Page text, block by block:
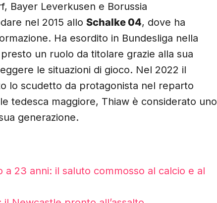
Bayer Leverkusen e Borussia
nel 2015 allo Schalke 04, dove ha
Ha esordito in Bundesliga nella
un ruolo da titolare grazie alla sua
le situazioni di gioco. Nel 2022 il
lo scudetto da protagonista nel reparto
tedesca maggiore, Thiaw è considerato uno
generazione.
23 anni: il saluto commosso al calcio e al